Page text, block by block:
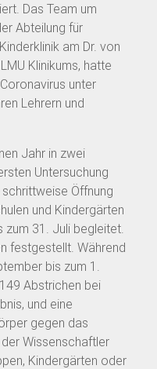
Das Team um
Abteilung für
am Dr. von
Klinikums, hatte
unter
Lehrern und
Jahr in zwei
Untersuchung
Öffnung
und Kindergärten
31. Juli begleitet.
festgestellt. Während
bis zum 1.
Abstrichen bei
und eine
gegen das
Wissenschaftler
Kindergärten oder